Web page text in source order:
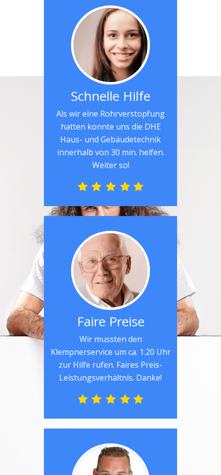
Schnelle Hilfe
Als wir eine Rohrverstopfung
hatten konnte uns die DHE
Haus- und Gebäudetechnik
innerhalb von 30 min. helfen.
Weiter so!
Faire Preise
Wir mussten den
Klempnerservice um ca. 1.20 Uhr
zur Hilfe rufen. Faires Preis-
Leistungsverhältnis. Danke!